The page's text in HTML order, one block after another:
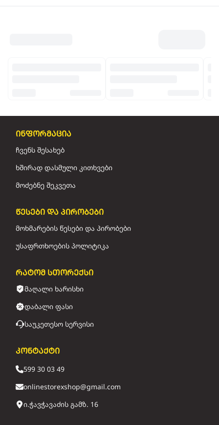
ინფორმაცია
ჩვენს შესახებ
ხშირად დასმული კითხვები
მოძებნე შეკვეთა
წესები და პირობები
მოხმარების წესები და პირობები
უსაფრთხოების პოლიტიკა
რატომ სთორექსი
მაღალი ხარისხი
დაბალი ფასი
საუკეთესო სერვისი
კონტაქტი
599 30 03 49
onlinestorexshop@gmail.com
ი.ჭავჭავაძის გამზ. 16